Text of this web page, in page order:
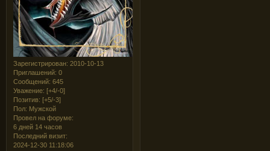
Зарегистрирован: 2010-10-13
Приглашений: 0
Сообщений: 645
Уважение: [+4/-0]
Позитив: [+5/-3]
Пол: Мужской
Провел на форуме:
6 дней 14 часов
Последний визит:
2024-12-30 11:18:06